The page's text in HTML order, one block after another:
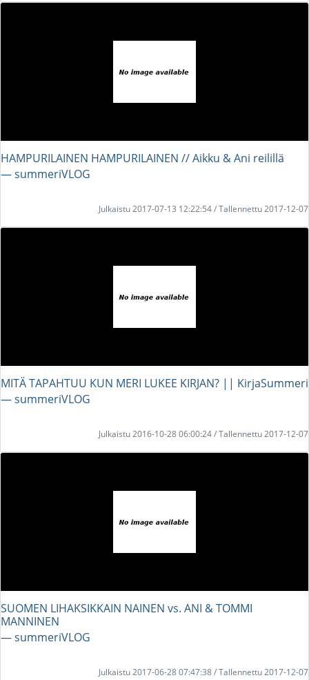
HAMPURILAINEN HAMPURILAINEN // Aikku & Ani reilillä
― summeriVLOG
Julkaistu 2017-07-13 12:22:54 / Tallennettu 2017-12-07
MITÄ TAPAHTUU KUN MERI LUKEE KIRJAN? || KirjaSummeri
― summeriVLOG
Julkaistu 2016-10-28 06:00:24 / Tallennettu 2017-12-07
SUOMEN LIHAKSIKKAIN NAINEN vs. ANI & TOMMI
MANNINEN
― summeriVLOG
Julkaistu 2017-06-28 07:47:38 / Tallennettu 2017-12-07